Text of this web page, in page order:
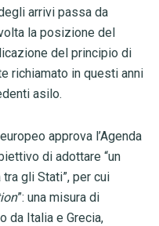
arrivi passa da
la posizione del
del principio di
richiamato in questi anni
asilo.
approva l’Agenda
di adottare “un
gli Stati”, per cui
”: una misura di
da Italia e Grecia,